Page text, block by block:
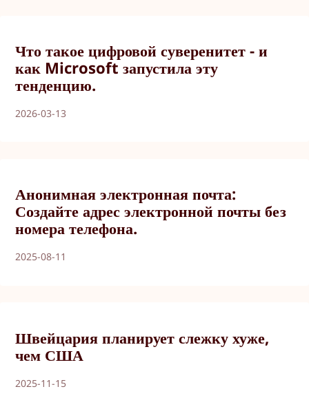
Что такое цифровой суверенитет - и
как Microsoft запустила эту
тенденцию.
2026-03-13
Анонимная электронная почта:
Создайте адрес электронной почты без
номера телефона.
2025-08-11
Швейцария планирует слежку хуже,
чем США
2025-11-15